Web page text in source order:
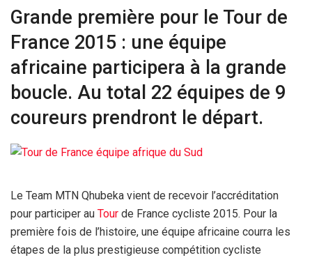
Grande première pour le Tour de
France 2015 : une équipe
africaine participera à la grande
boucle. Au total 22 équipes de 9
coureurs prendront le départ.
Le Team MTN Qhubeka vient de recevoir l’accréditation
pour participer au Tour de France cycliste 2015. Pour la
première fois de l’histoire, une équipe africaine courra les
étapes de la plus prestigieuse compétition cycliste